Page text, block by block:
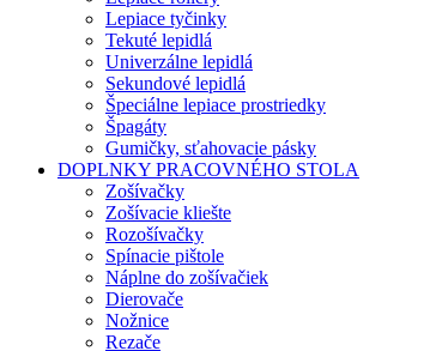
Lepiace tyčinky
Tekuté lepidlá
Univerzálne lepidlá
Sekundové lepidlá
Špeciálne lepiace prostriedky
Špagáty
Gumičky, sťahovacie pásky
DOPLNKY PRACOVNÉHO STOLA
Zošívačky
Zošívacie kliešte
Rozošívačky
Spínacie pištole
Náplne do zošívačiek
Dierovače
Nožnice
Rezače